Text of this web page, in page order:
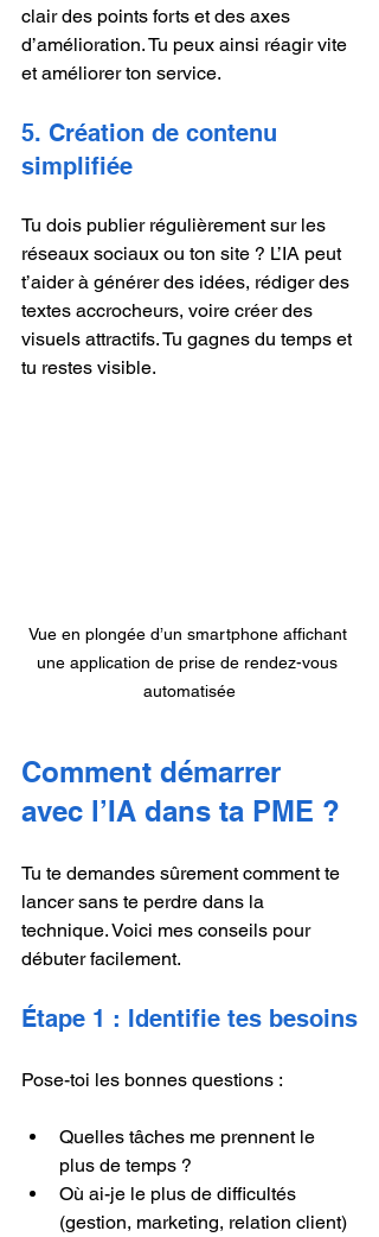
clair des points forts et des axes
d’amélioration. Tu peux ainsi réagir vite
et améliorer ton service.
5. Création de contenu
simplifiée
Tu dois publier régulièrement sur les
réseaux sociaux ou ton site ? L’IA peut
t’aider à générer des idées, rédiger des
textes accrocheurs, voire créer des
visuels attractifs. Tu gagnes du temps et
tu restes visible.
Vue en plongée d’un smartphone affichant
une application de prise de rendez-vous
automatisée
Comment démarrer
avec l’IA dans ta PME ?
Tu te demandes sûrement comment te
lancer sans te perdre dans la
technique. Voici mes conseils pour
débuter facilement.
Étape 1 : Identifie tes besoins
Pose-toi les bonnes questions :
Quelles tâches me prennent le
plus de temps ?
Où ai-je le plus de difficultés
(gestion, marketing, relation client)